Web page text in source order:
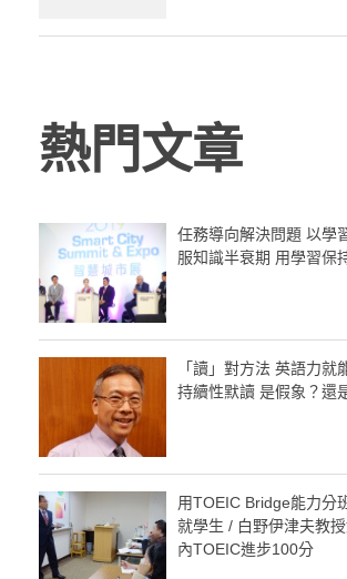
熱門文章
任務導向解決問題 以學
服知識半衰期 用學習保
「讀」對方法 英語力就
持續性默讀 是假象？還
用TOEIC Bridge能力分
就學生 / 白野伊津夫教
內TOEIC進步100分